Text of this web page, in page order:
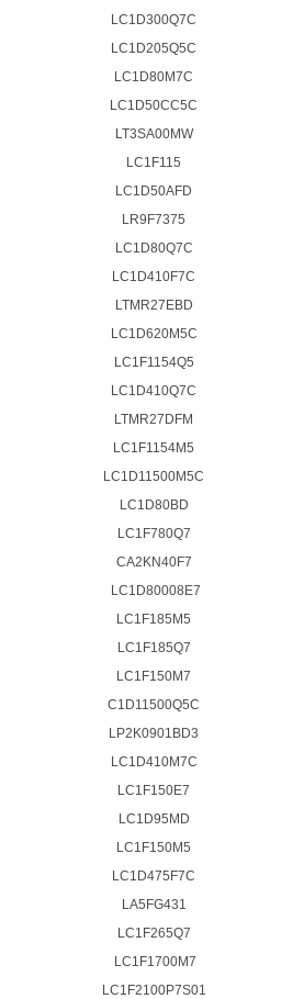
LC1D300Q7C
LC1D205Q5C
LC1D80M7C
LC1D50CC5C
LT3SA00MW
LC1F115
LC1D50AFD
LR9F7375
LC1D80Q7C
LC1D410F7C
LTMR27EBD
LC1D620M5C
LC1F1154Q5
LC1D410Q7C
LTMR27DFM
LC1F1154M5
LC1D11500M5C
LC1D80BD
LC1F780Q7
CA2KN40F7
LC1D80008E7
LC1F185M5
LC1F185Q7
LC1F150M7
C1D11500Q5C
LP2K0901BD3
LC1D410M7C
LC1F150E7
LC1D95MD
LC1F150M5
LC1D475F7C
LA5FG431
LC1F265Q7
LC1F1700M7
LC1F2100P7S01